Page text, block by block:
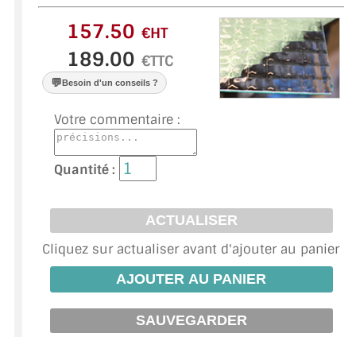
VERRE ANTI-REFLET
VERRE LAQUÉ/CRÉDENCE
VERRE FEUILLETÉ/TREMPÉ
DALLE DE SOL EN VERRE
PORTE EN VERRE
VERRIÈRE TYPE ATELIER
VERRES TEXTURÉS
€HT
€TTC
💬Besoin d'un conseils ?
Votre commentaire :
Quantité :
Cliquez sur actualiser avant d'ajouter au panier